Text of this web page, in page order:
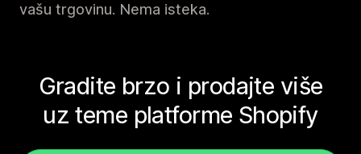
vašu trgovinu. Nema isteka.
Gradite brzo i prodajte više
uz teme platforme Shopify